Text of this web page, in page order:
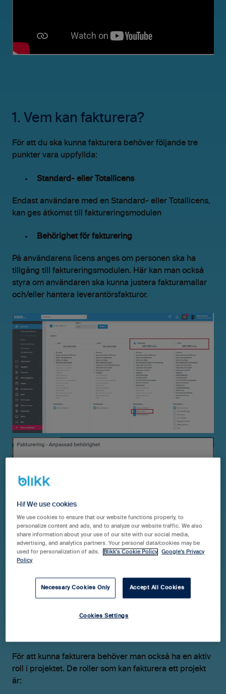
1. Vem kan fakturera?
För att du ska kunna fakturera behöver följande tre
punkter vara uppfyllda:
Standard- eller Totallicens
Endast användare med en Standard- eller Totallicens,
kan ges åtkomst till faktureringsmodulen
Behörighet för fakturering
På användarens licens anges om personen ska ha
tillgång till faktureringsmodulen. Här kan man också
styra om användaren ska kunna justera fakturamallar
och/eller hantera leverantörsfakturor.
För att kunna fakturera behöver man också ha en aktiv
roll i projektet. De roller som kan fakturera ett projekt
är:
Hi! We use cookies
We use cookies to ensure that our website functions properly, to
personalize content and ads, and to analyze our website traffic. We also
share information about your use of our site with our social media,
advertising, and analytics partners. Your personal data/cookies may be
used for personalization of ads.
Blikk's Cookie Policy
Google’s Privacy
Policy
Necessary Cookies Only Accept All Cookies
Cookies Settings